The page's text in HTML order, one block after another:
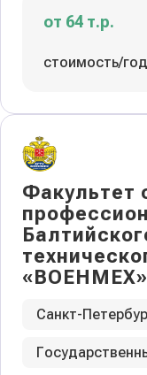
от 64 т.р.
стоимость/год
Факультет
Санкт-